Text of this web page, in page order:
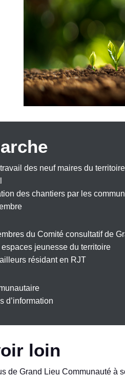
des neuf maires du territoire
des chantiers par les
du Comité consultatif de
jeunesse du territoire
résidant en RJT
d’information
loin
de Grand Lieu Communauté à